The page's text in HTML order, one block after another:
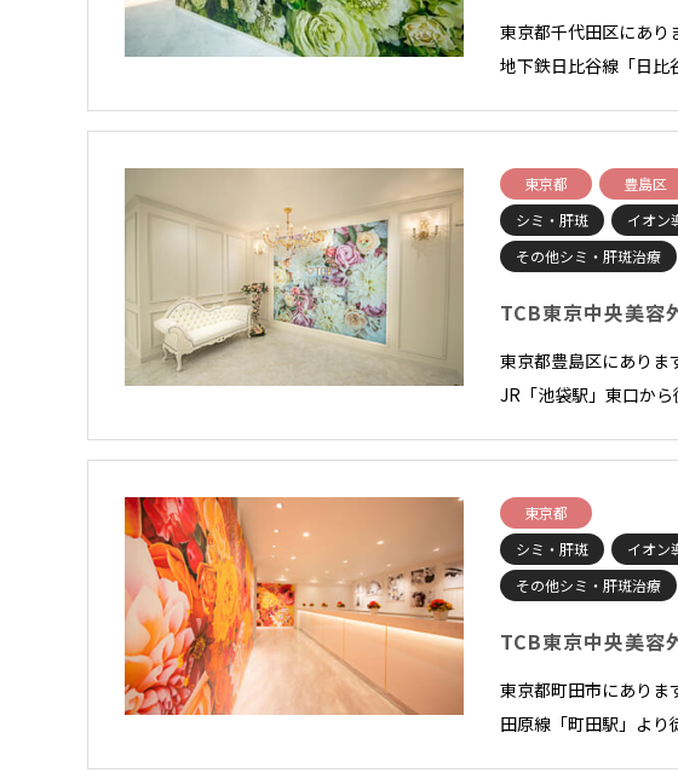
東京都千代田区にあり
地下鉄日比谷線「日
東京都
豊島区
シミ・肝斑
イオン
その他シミ・肝斑治療
TCB東京中央美容
東京都豊島区にありま
JR「池袋駅」東口か
東京都
シミ・肝斑
イオン
その他シミ・肝斑治療
TCB東京中央美容
東京都町田市にありま
田原線「町田駅」よ